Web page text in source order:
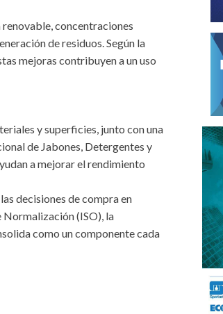
concentraciones
de residuos. Según la
mejoras contribuyen a un uso
y superficies, junto con una
de Jabones, Detergentes y
a mejorar el rendimiento
decisiones de compra en
(ISO), la
como un componente cada